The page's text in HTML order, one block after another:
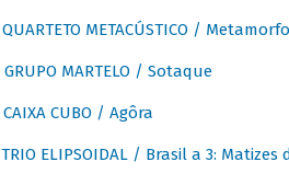
QUARTETO METACÚSTICO /
GRUPO MARTELO / Sotaque
CAIXA CUBO / Agôra
TRIO ELIPSOIDAL / Brasil a 3: Matizes